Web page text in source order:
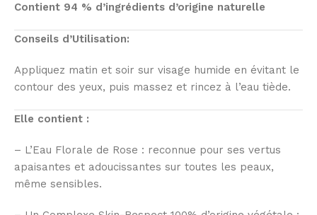
Contient 94 % d’ingrédients d’origine naturelle
Conseils d’Utilisation:
Appliquez matin et soir sur visage humide en évitant le
contour des yeux, puis massez et rincez à l’eau tiède.
Elle contient :
– L’Eau Florale de Rose : reconnue pour ses vertus
apaisantes et adoucissantes sur toutes les peaux,
même sensibles.